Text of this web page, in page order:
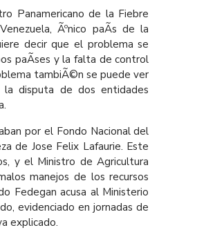
Panamericano de la Fiebre
Ãºnico paÃ­s de la
decir que el problema se
paÃ­ses y la falta de control
tambiÃ©n se puede ver
la disputa de dos entidades
por el Fondo Nacional del
de Jose Felix Lafaurie. Este
y el Ministro de Agricultura
manejos de los recursos
Fedegan acusa al Ministerio
evidenciado en jornadas de
explicado.